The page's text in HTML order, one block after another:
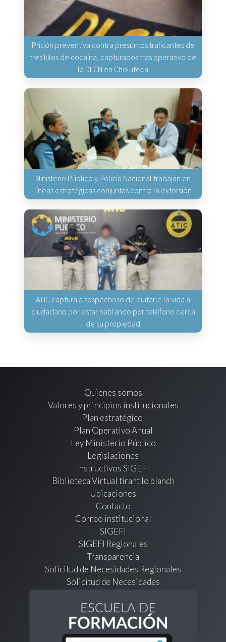
Prisión preventiva contra presuntos traficantes de
tres kilos de cocaína, capturados tras operativo de
la DLCN en Choluteca
Ministerio Público y Policía Nacional trabajan en
líneas estratégicas conjuntas contra la extorsión
ATIC captura a sospechoso de quitarle la vida a
ciudadano por estar hablando por teléfono cerca
de su propiedad
Quienes somos
Valores y principios institucionales
Plan estratégico
Plan Operativo Anual
Ley Ministerio Público
Legislaciones
Instructivos SIGEFI
Biblioteca Virtual tirant lo blanch
Ubicaciones
Contacto
Correo institucional
SIGEFI
SIGEFI Regionales
Transparencia
Solicitud de Necesidades Regionales
Solicitud de Necesidades